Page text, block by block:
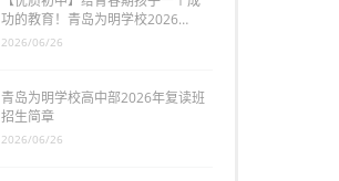
功的教育！青岛为明学校2026…
2026/06/26
青岛为明学校高中部2026年复读班
招生简章
2026/06/26